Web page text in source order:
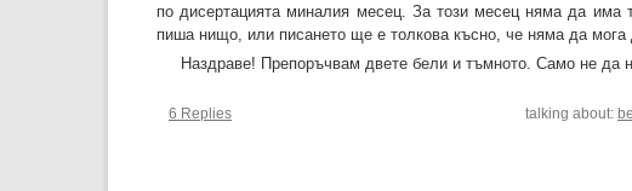
по дисертацията миналия месец. За този месец няма да
пиша нищо, или писането ще е толкова късно, че няма да
Наздраве! Препоръчвам двете бели и тъмното. Само не да
6 Replies talking about: